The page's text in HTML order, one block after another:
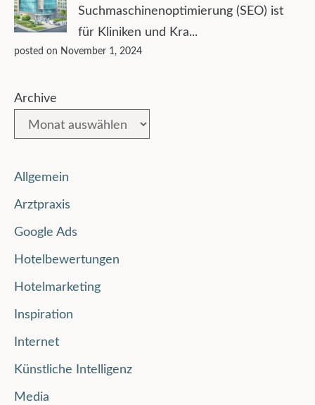
Suchmaschinenoptimierung (SEO) ist
für Kliniken und Kra...
posted on November 1, 2024
Archive
Allgemein
Arztpraxis
Google Ads
Hotelbewertungen
Hotelmarketing
Inspiration
Internet
Künstliche Intelligenz
Media